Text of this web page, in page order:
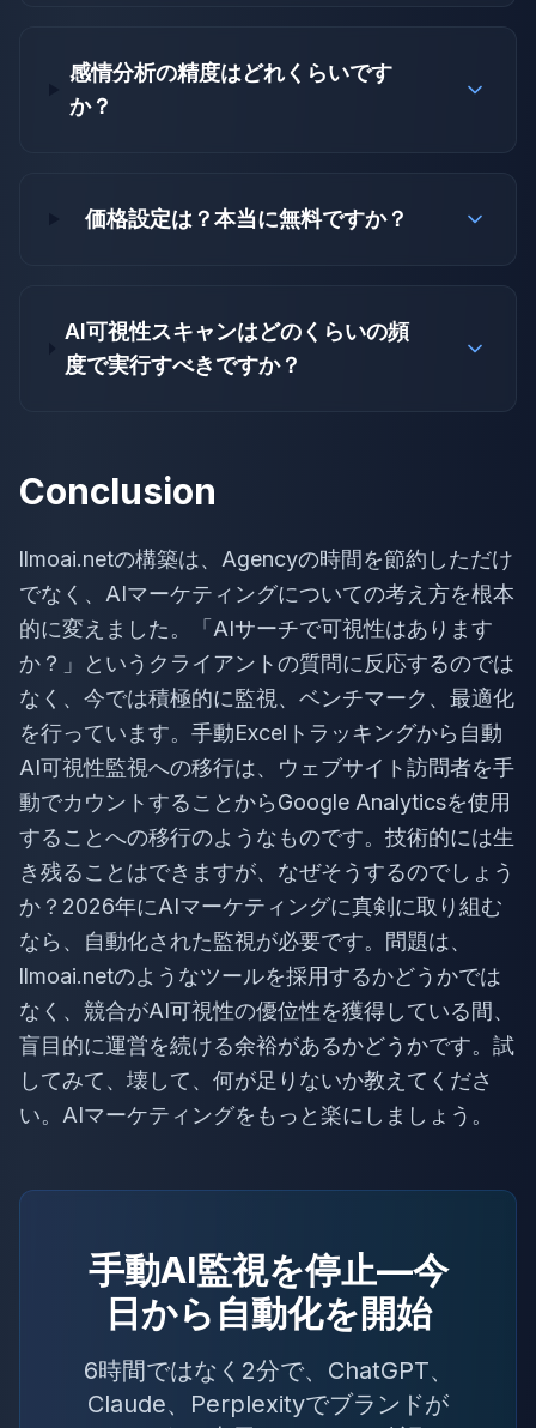
感情分析の精度はどれくらいです
か？
価格設定は？本当に無料ですか？
AI可視性スキャンはどのくらいの頻
度で実行すべきですか？
Conclusion
llmoai.netの構築は、Agencyの時間を節約しただけ
でなく、AIマーケティングについての考え方を根本
的に変えました。「AIサーチで可視性はあります
か？」というクライアントの質問に反応するのでは
なく、今では積極的に監視、ベンチマーク、最適化
を行っています。手動Excelトラッキングから自動
AI可視性監視への移行は、ウェブサイト訪問者を手
動でカウントすることからGoogle Analyticsを使用
することへの移行のようなものです。技術的には生
き残ることはできますが、なぜそうするのでしょう
か？2026年にAIマーケティングに真剣に取り組む
なら、自動化された監視が必要です。問題は、
llmoai.netのようなツールを採用するかどうかでは
なく、競合がAI可視性の優位性を獲得している間、
盲目的に運営を続ける余裕があるかどうかです。試
してみて、壊して、何が足りないか教えてくださ
い。AIマーケティングをもっと楽にしましょう。
手動AI監視を停止—今
日から自動化を開始
6時間ではなく2分で、ChatGPT、
Claude、Perplexityでブランドが